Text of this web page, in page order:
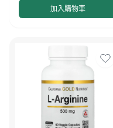
加入購物車